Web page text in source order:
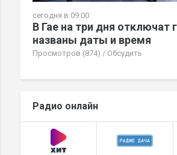
сегодня в 09:00
В Гае на три дня отключат
названы даты и время
Просмотров (874) / Обсудить
Радио онлайн